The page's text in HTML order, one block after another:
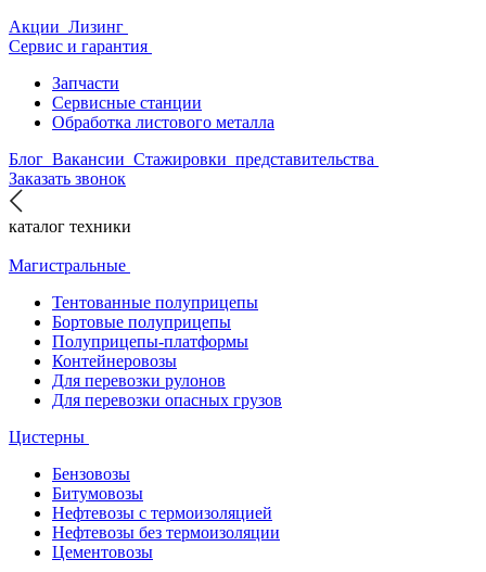
Акции Лизинг
Сервис и гарантия
Запчасти
Сервисные станции
Обработка листового металла
Блог Вакансии Стажировки представительства
Заказать звонок
каталог техники
Магистральные
Тентованные полуприцепы
Бортовые полуприцепы
Полуприцепы-платформы
Контейнеровозы
Для перевозки рулонов
Для перевозки опасных грузов
Цистерны
Бензовозы
Битумовозы
Нефтевозы с термоизоляцией
Нефтевозы без термоизоляции
Цементовозы